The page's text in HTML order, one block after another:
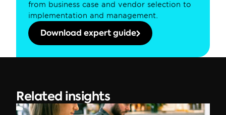
from business case and vendor selection to
implementation and management.
Download expert guide
Related insights